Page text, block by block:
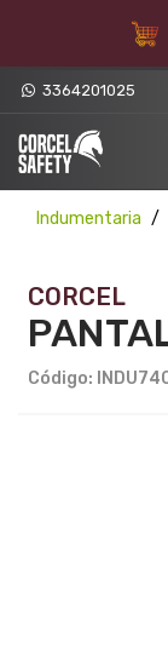
3364201025
Indumentaria
CORCEL
Código: